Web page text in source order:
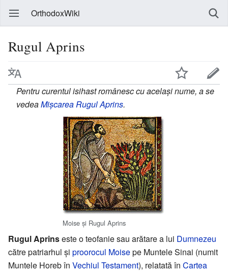
OrthodoxWiki
Rugul Aprins
Pentru curentul isihast românesc cu același nume, a se
vedeaMișcarea Rugul Aprins.
Moise și Rugul Aprins
Rugul Aprinseste o teofanie sau arătare a lui Dumnezeu
către patriarhul și proorocul Moisepe Muntele Sinai (numit
Muntele Horeb în Vechiul Testament), relatată în Cartea